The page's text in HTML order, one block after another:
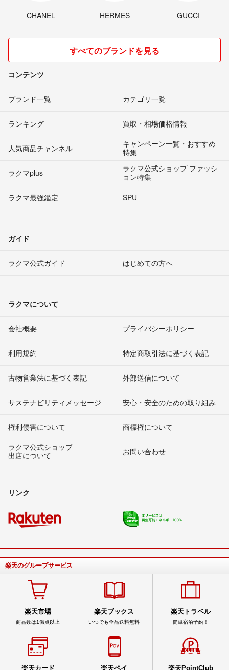
CHANEL HERMES GUCCI
すべてのブランドを見る
コンテンツ
ブランド一覧 カテゴリ一覧
ランキング 買取・相場価格情報
人気商品チャンネル
キャンペーン一覧・おすすめ
特集
ラクマplus
ラクマ公式ショップ ファッシ
ョン特集
ラクマ最強鑑定
SPU
ガイド
ラクマ公式ガイド はじめての方へ
ラクマについて
会社概要 プライバシーポリシー
利用規約 特定商取引法に基づく表記
古物営業法に基づく表記 外部送信について
サステナビリティメッセージ 安心・安全のための取り組み
権利侵害について
商標権について
ラクマ公式ショップ
出店について
お問い合わせ
リンク
楽天のグループサービス
楽天市場
商品数は1億点以上
楽天ブックス
いつでも全品送料無料
楽天トラベル
簡単宿泊予約！
楽天カード 楽天ペイ 楽天PointClub